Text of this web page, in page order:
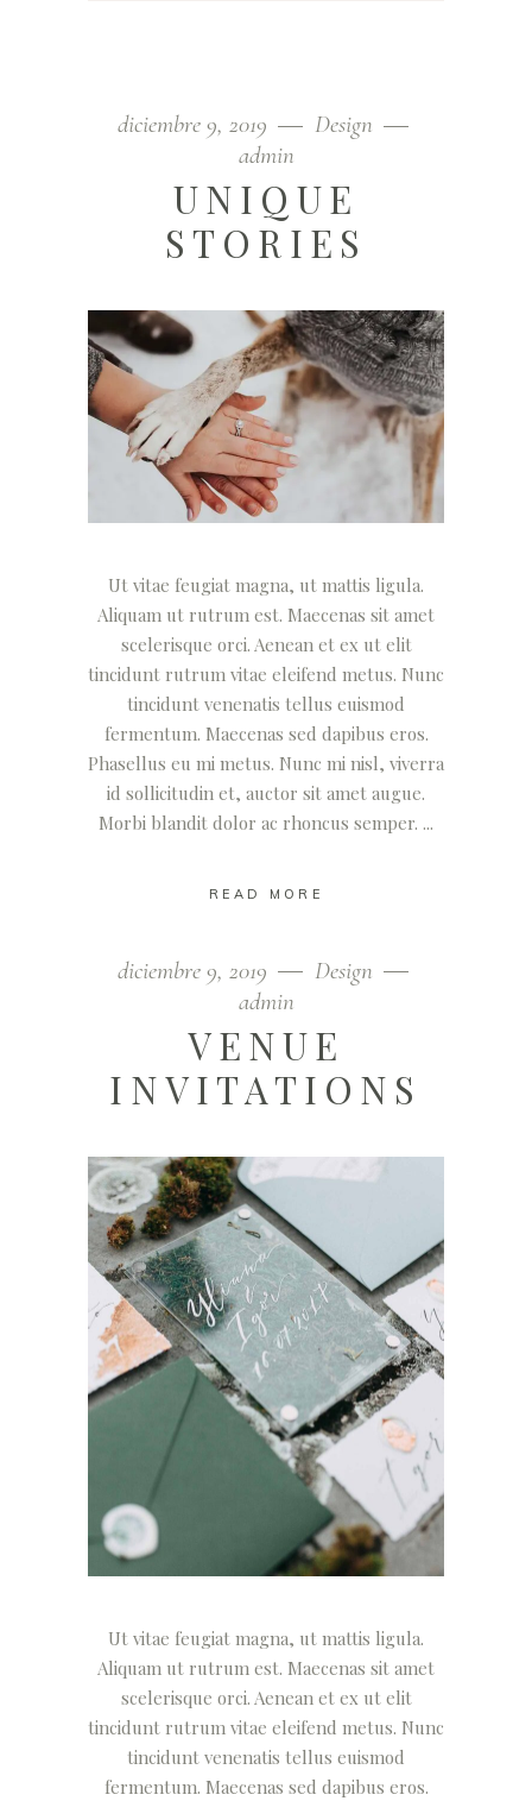
diciembre 9, 2019
Design
admin
UNIQUE
STORIES
Ut vitae feugiat magna, ut mattis ligula.
Aliquam ut rutrum est. Maecenas sit amet
scelerisque orci. Aenean et ex ut elit
tincidunt rutrum vitae eleifend metus. Nunc
tincidunt venenatis tellus euismod
fermentum. Maecenas sed dapibus eros.
Phasellus eu mi metus. Nunc mi nisl, viverra
id sollicitudin et, auctor sit amet augue.
Morbi blandit dolor ac rhoncus semper.
READ MORE
diciembre 9, 2019
Design
admin
VENUE
INVITATIONS
Ut vitae feugiat magna, ut mattis ligula.
Aliquam ut rutrum est. Maecenas sit amet
scelerisque orci. Aenean et ex ut elit
tincidunt rutrum vitae eleifend metus. Nunc
tincidunt venenatis tellus euismod
fermentum. Maecenas sed dapibus eros.